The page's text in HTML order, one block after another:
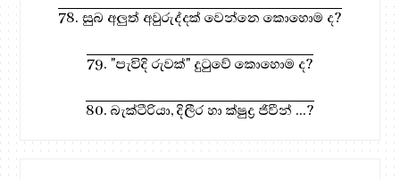
78. සුබ අලුත් අවුරුද්දක් වෙන්නෙ කොහොම ද?
79. "පැවිදි රුවක්" දුටුවේ කොහොම ද?
80. බැක්ටීරියා, දිලීර හා ක්ෂුද්‍ර ජිවීන් ...?